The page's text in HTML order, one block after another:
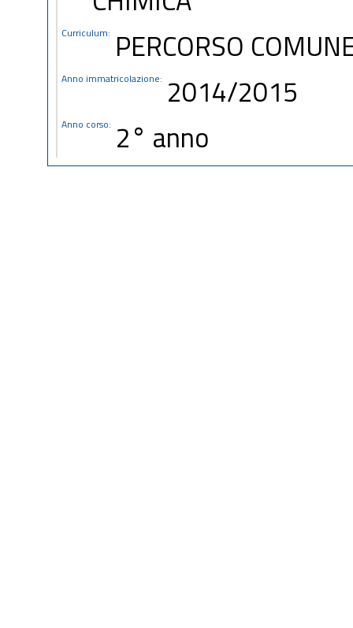
Curriculum: PERCORSO
Anno immatricolazione: 2014/2015
Anno corso: 2° anno